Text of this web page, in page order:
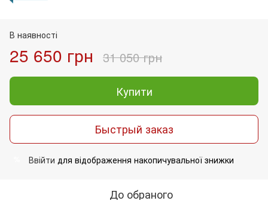
В наявності
25 650 грн 31 050 грн
Купити
Быстрый заказ
Ввійти для відображення накопичувальної знижки
До обраного